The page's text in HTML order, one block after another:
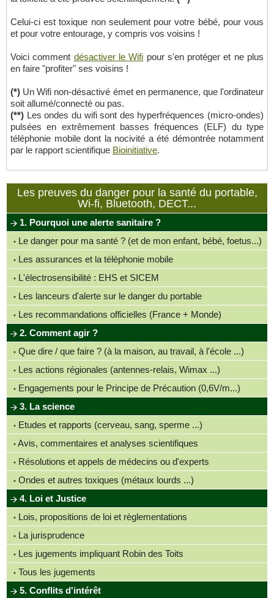
Celui-ci est toxique non seulement pour votre bébé, pour vous
et pour votre entourage, y compris vos voisins !
Voici comment désactiver le Wifi pour s'en protéger et ne plus
en faire "profiter" ses voisins !
(*) Un Wifi non-désactivé émet en permanence, que l'ordinateur
soit allumé/connecté ou pas.
(**) Les ondes du wifi sont des hyperfréquences (micro-ondes)
pulsées en extrêmement basses fréquences (ELF) du type
téléphonie mobile dont la nocivité a été démontrée notamment
par le rapport scientifique Bioinitiative.
Les preuves du danger pour la santé du portable,
Wi-fi, Bluetooth, DECT...
1. Pourquoi une alerte sanitaire ?
Le danger pour ma santé ? (et de mon enfant, bébé, foetus...)
Les assurances et la téléphonie mobile
L'électrosensibilité : EHS et SICEM
Les lanceurs d'alerte sur le danger du portable
Les recommandations officielles (France + Monde)
2. Comment agir ?
Que dire / que faire ? (à la maison, au travail, à l'école ...)
Les actions régionales (antennes-relais, Wimax ...)
Engagements pour le Principe de Précaution (0,6V/m...)
3. La science
Etudes et rapports (cerveau, sang, sperme ...)
Avis, commentaires et analyses scientifiques
Résolutions et appels de médecins ou d'experts
Ondes et autres toxiques (métaux lourds ...)
4. Loi et Justice
Lois, propositions de loi et règlementations
La jurisprudence
Les jugements impliquant Robin des Toits
Tous les jugements
5. Conflits d'intérêt